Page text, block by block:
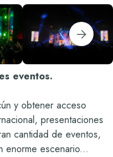
eventos.
y obtener acceso
presentaciones
cantidad de eventos,
enorme escenario...